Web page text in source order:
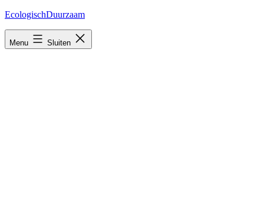
Ga
inhoud
EcologischDuurzaam
Menu Sluiten